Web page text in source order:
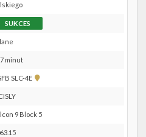
SUKCES
minut
SLC-4E
Pokaż
SLC-
9 Block 5